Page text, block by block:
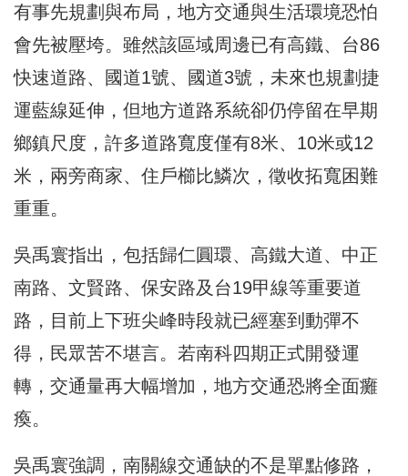
有事先規劃與布局，地方交通與生活環境恐怕
會先被壓垮。雖然該區域周邊已有高鐵、台86
快速道路、國道1號、國道3號，未來也規劃捷
運藍線延伸，但地方道路系統卻仍停留在早期
鄉鎮尺度，許多道路寬度僅有8米、10米或12
米，兩旁商家、住戶櫛比鱗次，徵收拓寬困難
重重。
吳禹寰指出，包括歸仁圓環、高鐵大道、中正
南路、文賢路、保安路及台19甲線等重要道
路，目前上下班尖峰時段就已經塞到動彈不
得，民眾苦不堪言。若南科四期正式開發運
轉，交通量再大幅增加，地方交通恐將全面癱
瘓。
吳禹寰強調，南關線交通缺的不是單點修路，